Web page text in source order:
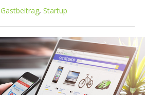
Gastbeitrag, Startup